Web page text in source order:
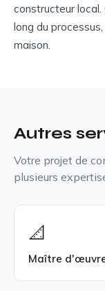
constructeur local.
long du
maison.
Autres
Votre projet de
plusieurs
📐
Maître